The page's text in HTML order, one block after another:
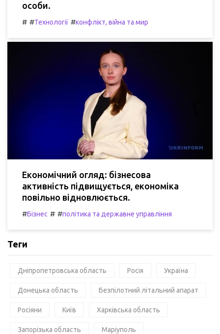
особи.
# #Технології #конфлікт, війна та мир
Економічний огляд: бізнесова
активність підвищується, економіка
повільно відновлюється.
#Бізнес # #політика та державне управління
Теги
Дніпропетровська область Росія Україна
Донецька область Безпілотний літальний апарат
Росіяни Київ Харківська область
Запорізька область Маріуполь